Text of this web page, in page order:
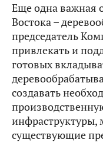
Еще одна важная
Востока –
председатель
привлекать и
готовых
создавать
инфраструктуры,
существующие